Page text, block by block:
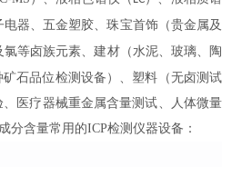
器、五金塑胶、珠宝首饰（贵金属及
氯等卤族元素、建材（水泥、玻璃、陶
石品位检测设备）、塑料（无卤测试
医疗器械重金属含量测试、人体微量
分含量常用的ICP检测仪器设备 ：